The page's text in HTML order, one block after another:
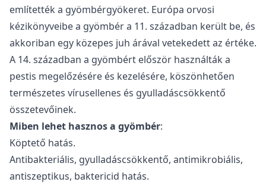
említették a gyömbérgyökeret. Európa orvosi
kézikönyveibe a gyömbér a 11. században került be, és
akkoriban egy közepes juh árával vetekedett az értéke.
A 14. században a gyömbért először használták a
pestis megelőzésére és kezelésére, köszönhetően
természetes vírusellenes és gyulladáscsökkentő
összetevőinek.
Miben lehet hasznos a gyömbér:
Köptető hatás.
Antibakteriális, gyulladáscsökkentő, antimikrobiális,
antiszeptikus, baktericid hatás.